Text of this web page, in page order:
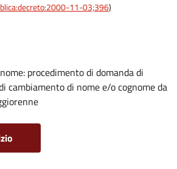
11-03;396)
procedimento di domanda di
cambiamento di nome e/o cognome da